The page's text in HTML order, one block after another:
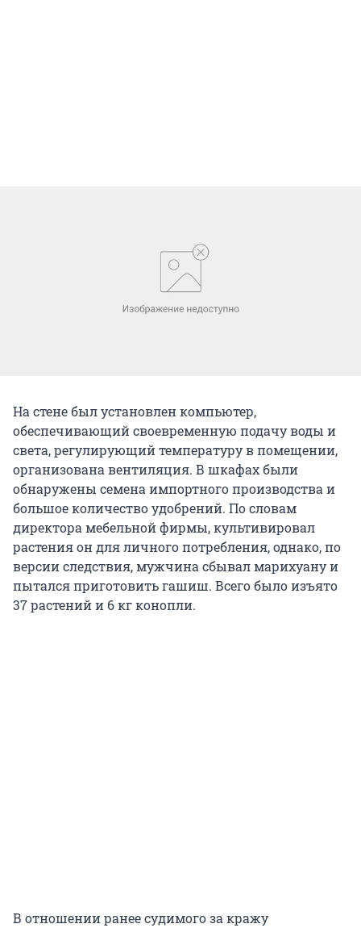
На стене был установлен компьютер,
обеспечивающий своевременную подачу воды и
света, регулирующий температуру в помещении,
организована вентиляция. В шкафах были
обнаружены семена импортного производства и
большое количество удобрений. По словам
директора мебельной фирмы, культивировал
растения он для личного потребления, однако, по
версии следствия, мужчина сбывал марихуану и
пытался приготовить гашиш. Всего было изъято
37 растений и 6 кг конопли.
В отношении ранее судимого за кражу